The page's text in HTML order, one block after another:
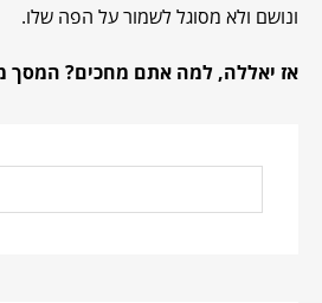
ונושם ולא מסוגל לשמור על הפה שלו.
אז יאללה, למה אתם מחכים? המסך